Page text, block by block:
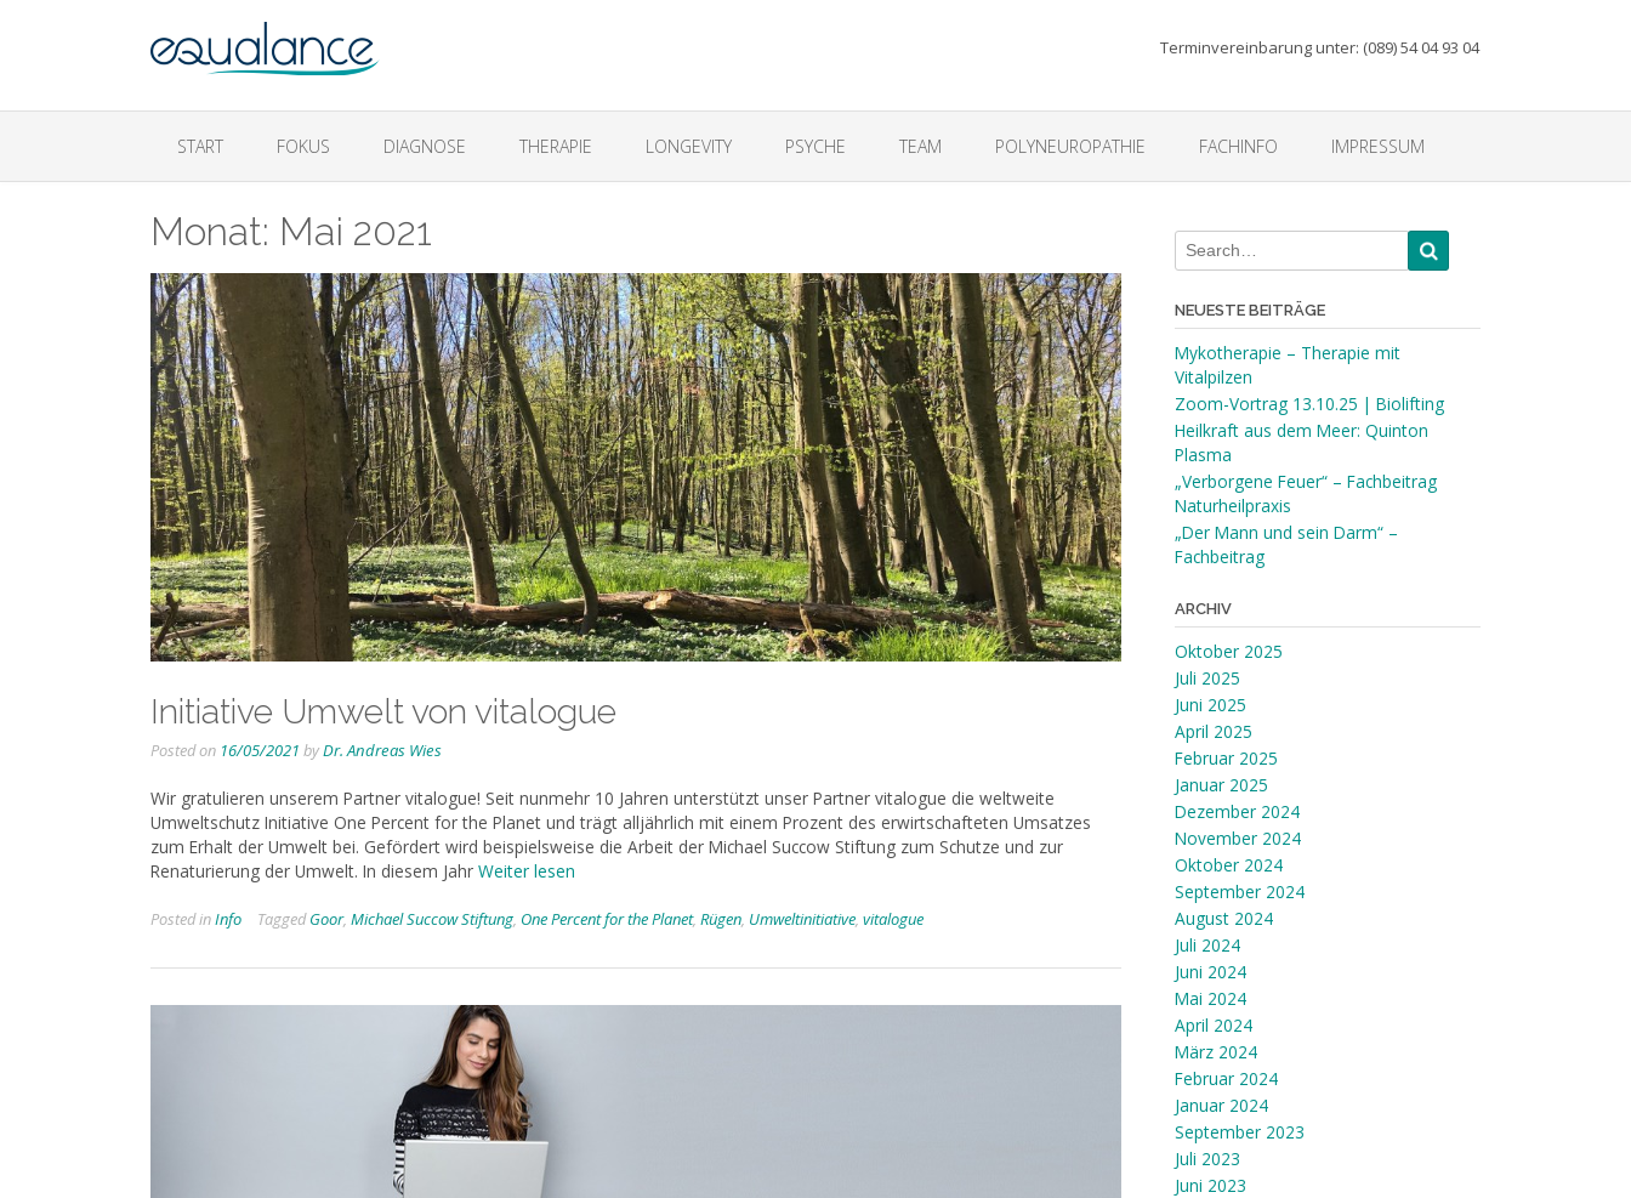
Terminvereinbarung unter: (089) 54 04 93 04
START FOKUS DIAGNOSE THERAPIE LONGEVITY PSYCHE TEAM POLYNEUROPATHIE FACHINFO IMPRESSUM
Monat: Mai 2021
Initiative Umwelt von vitalogue
Posted on 16/05/2021 byDr. Andreas Wies
Wir gratulieren unserem Partner vitalogue! Seit nunmehr 10 Jahren unterstützt unser Partner vitalogue die weltweite
Umweltschutz Initiative One Percent for the Planet und trägt alljährlich mit einem Prozent des erwirtschafteten Umsatzes
zum Erhalt der Umwelt bei. Gefördert wird beispielsweise die Arbeit der Michael Succow Stiftung zum Schutze und zur
Renaturierung der Umwelt. In diesem Jahr Weiter lesen
Posted inInfo TaggedGoor, Michael Succow Stiftung, One Percent for the Planet, Rügen, Umweltinitiative, vitalogue
NEUESTE BEITRÄGE
Mykotherapie – Therapie mit
Vitalpilzen
Zoom-Vortrag 13.10.25 | Biolifting
Heilkraft aus dem Meer: Quinton
Plasma
„Verborgene Feuer“ – Fachbeitrag
Naturheilpraxis
„Der Mann und sein Darm“ –
Fachbeitrag
ARCHIV
Oktober 2025
Juli 2025
Juni 2025
April 2025
Februar 2025
Januar 2025
Dezember 2024
November 2024
Oktober 2024
September 2024
August 2024
Juli 2024
Juni 2024
Mai 2024
April 2024
März 2024
Februar 2024
Januar 2024
September 2023
Juli 2023
Juni 2023